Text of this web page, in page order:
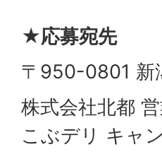
★応募宛先
〒950-0801
株式会社北都
こぶデリ キャ